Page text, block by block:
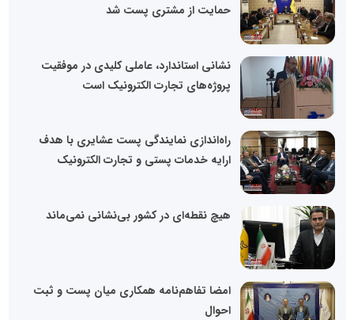
حمایت از مشتری پست شد
نشانی استاندارد، عاملی کلیدی در موفقیت
پروژه‌های تجارت الکترونیک است
راه‌اندازی نمایندگی پست عشایری با هدف
ارایه خدمات پستی و تجارت الکترونیک
هیچ نقطه‌ای در کشور بی‌نشانی نمی‌ماند
امضا تفاهم‌نامه همکاری میان پست و ثبت
احوال